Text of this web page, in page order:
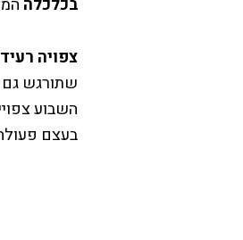
בכלכלה
צפויה
שתורגש גם
השבוע
בעצם